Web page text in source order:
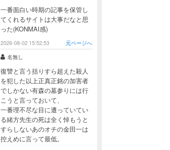
一番面白い時期の記事を保管し
てくれるサイトは大事だなと思
った(KONMAI感)
2026-08-02 15:52:53
元ページへ
名無し
復讐と言う括りすら超えた殺人
を犯した以上正真正銘の加害者
でしかない有森の墓参りには行
こうと言っておいて、
一番理不尽な目に遭っていてい
る緒方先生の死は全く悼もうと
すらしないあのオチの金田一は
控えめに言って最低。